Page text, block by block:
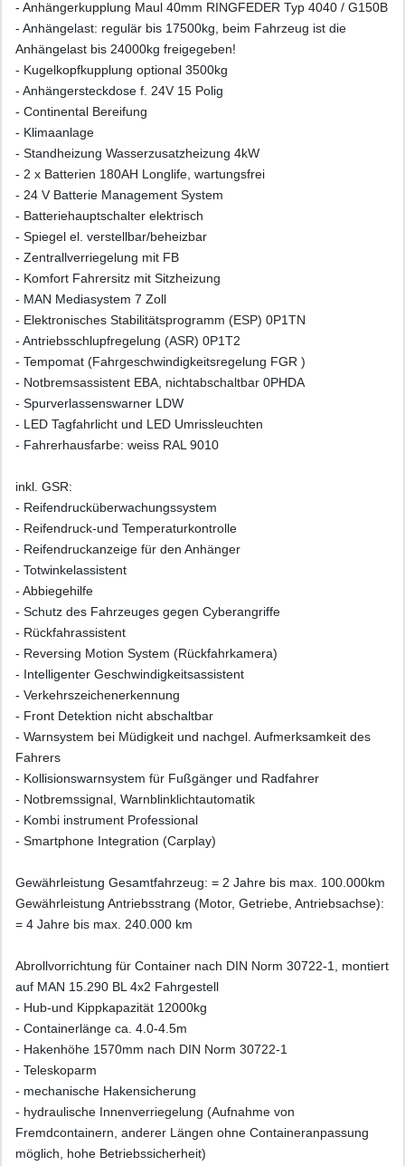
- Anhängerkupplung Maul 40mm RINGFEDER Typ 4040 / G150B
- Anhängelast: regulär bis 17500kg, beim Fahrzeug ist die
Anhängelast bis 24000kg freigegeben!
- Kugelkopfkupplung optional 3500kg
- Anhängersteckdose f. 24V 15 Polig
- Continental Bereifung
- Klimaanlage
- Standheizung Wasserzusatzheizung 4kW
- 2 x Batterien 180AH Longlife, wartungsfrei
- 24 V Batterie Management System
- Batteriehauptschalter elektrisch
- Spiegel el. verstellbar/beheizbar
- Zentrallverriegelung mit FB
- Komfort Fahrersitz mit Sitzheizung
- MAN Mediasystem 7 Zoll
- Elektronisches Stabilitätsprogramm (ESP) 0P1TN
- Antriebsschlupfregelung (ASR) 0P1T2
- Tempomat (Fahrgeschwindigkeitsregelung FGR )
- Notbremsassistent EBA, nichtabschaltbar 0PHDA
- Spurverlassenswarner LDW
- LED Tagfahrlicht und LED Umrissleuchten
- Fahrerhausfarbe: weiss RAL 9010
inkl. GSR:
- Reifendrucküberwachungssystem
- Reifendruck-und Temperaturkontrolle
- Reifendruckanzeige für den Anhänger
- Totwinkelassistent
- Abbiegehilfe
- Schutz des Fahrzeuges gegen Cyberangriffe
- Rückfahrassistent
- Reversing Motion System (Rückfahrkamera)
- Intelligenter Geschwindigkeitsassistent
- Verkehrszeichenerkennung
- Front Detektion nicht abschaltbar
- Warnsystem bei Müdigkeit und nachgel. Aufmerksamkeit des
Fahrers
- Kollisionswarnsystem für Fußgänger und Radfahrer
- Notbremssignal, Warnblinklichtautomatik
- Kombi instrument Professional
- Smartphone Integration (Carplay)
Gewährleistung Gesamtfahrzeug: = 2 Jahre bis max. 100.000km
Gewährleistung Antriebsstrang (Motor, Getriebe, Antriebsachse):
= 4 Jahre bis max. 240.000 km
Abrollvorrichtung für Container nach DIN Norm 30722-1, montiert
auf MAN 15.290 BL 4x2 Fahrgestell
- Hub-und Kippkapazität 12000kg
- Containerlänge ca. 4.0-4.5m
- Hakenhöhe 1570mm nach DIN Norm 30722-1
- Teleskoparm
- mechanische Hakensicherung
- hydraulische Innenverriegelung (Aufnahme von
Fremdcontainern, anderer Längen ohne Containeranpassung
möglich, hohe Betriebssicherheit)